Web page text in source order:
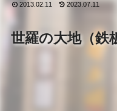
世羅の大地（鉄
2013.02.11 2023.07.11